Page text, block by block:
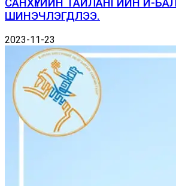
САНХҮҮГИЙН ТАЙЛАНГИЙН И-
ШИНЭЧЛЭГДЛЭЭ.
2023-11-23